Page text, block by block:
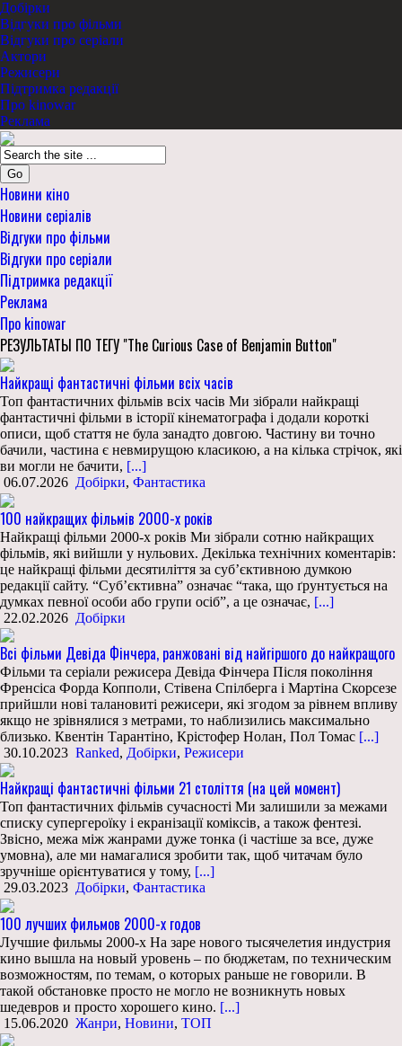
Добірки
Відгуки про фільми
Відгуки про серіали
Актори
Режисери
Підтримка редакції
Про kinowar
Реклама
Go
Новини кіно
Новини серіалів
Відгуки про фільми
Відгуки про серіали
Підтримка редакції
Реклама
Про kinowar
РЕЗУЛЬТАТЫ ПО ТЕГУ "The Curious Case of Benjamin Button"
Найкращі фантастичні фільми всіх часів
Топ фантастичних фільмів всіх часів Ми зібрали найкращі
фантастичні фільми в історії кінематографа і додали короткі
описи, щоб стаття не була занадто довгою. Частину ви точно
бачили, частина є невмирущою класикою, а на кілька стрічок, які
ви могли не бачити, [...]
06.07.2026 Добірки, Фантастика
100 найкращих фільмів 2000-х років
Найкращі фільми 2000-х років Ми зібрали сотню найкращих
фільмів, які вийшли у нульових. Декілька технічних коментарів:
це найкращі фільми десятиліття за суб’єктивною думкою
редакції сайту. “Суб’єктивна” означає “така, що ґрунтується на
думках певної особи або групи осіб”, а це означає, [...]
22.02.2026 Добірки
Всі фільми Девіда Фінчера, ранжовані від найгіршого до найкращого
Фільми та серіали режисера Девіда Фінчера Після покоління
Френсіса Форда Копполи, Стівена Спілберга і Мартіна Скорсезе
прийшли нові талановиті режисери, які згодом за рівнем впливу
якщо не зрівнялися з метрами, то наблизились максимально
близько. Квентін Тарантіно, Крістофер Нолан, Пол Томас [...]
30.10.2023 Ranked, Добірки, Режисери
Найкращі фантастичні фільми 21 століття (на цей момент)
Топ фантастичних фільмів сучасності Ми залишили за межами
списку супергероїку і екранізації коміксів, а також фентезі.
Звісно, межа між жанрами дуже тонка (і частіше за все, дуже
умовна), але ми намагалися зробити так, щоб читачам було
зручніше орієнтуватися у тому, [...]
29.03.2023 Добірки, Фантастика
100 лучших фильмов 2000-х годов
Лучшие фильмы 2000-х На заре нового тысячелетия индустрия
кино вышла на новый уровень – по бюджетам, по техническим
возможностям, по темам, о которых раньше не говорили. В
такой обстановке просто не могло не возникнуть новых
шедевров и просто хорошего кино. [...]
15.06.2020 Жанри, Новини, ТОП